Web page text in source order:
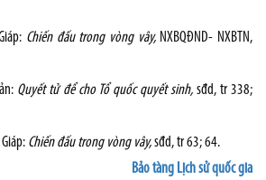
Chiến đấu trong vòng vây, NXBQĐND- NXBTN,
Quyết tử để cho Tổ quốc quyết sinh, sđd, tr 338;
Chiến đấu trong vòng vây,sđd, tr 63; 64.
Bảo tàng Lịch sử quốc gia